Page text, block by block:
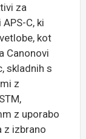
za
C, ki
kot
Canonovi
skladnih s
z
z uporabo
z izbrano